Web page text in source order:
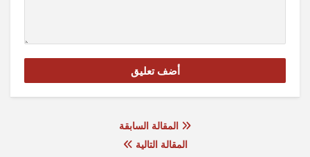
المقالة السابقة
المقالة التالية